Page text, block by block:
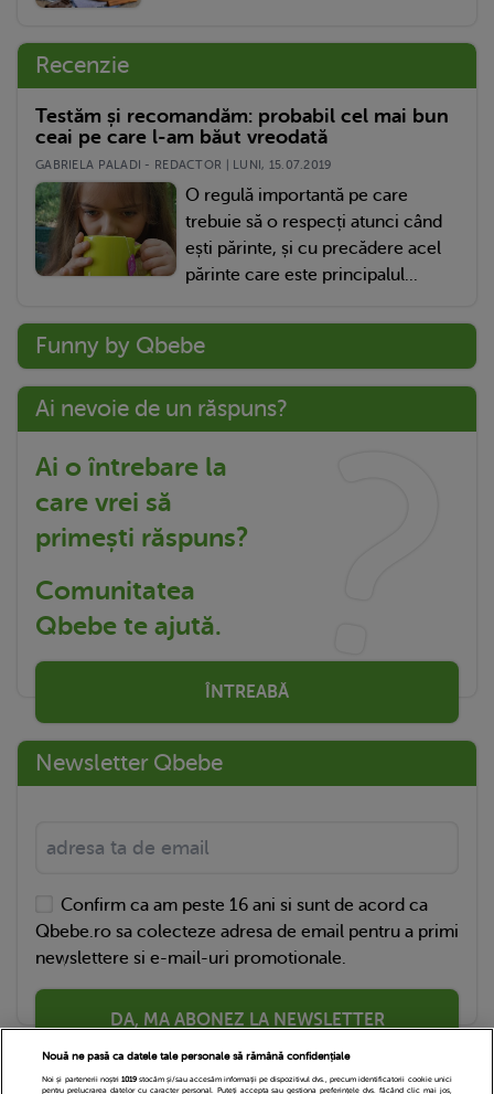
Recenzie
Testăm și recomandăm: probabil cel mai bun
ceai pe care l-am băut vreodată
GABRIELA PALADI - REDACTOR | LUNI, 15.07.2019
O regulă importantă pe care
trebuie să o respecți atunci când
ești părinte, și cu precădere acel
părinte care este principalul...
Funny by Qbebe
Ai nevoie de un răspuns?
Ai o întrebare la
care vrei să
primești răspuns?
Comunitatea
Qbebe te ajută.
ÎNTREABĂ
Newsletter Qbebe
Confirm ca am peste 16 ani si sunt de acord ca
Qbebe.ro sa colecteze adresa de email pentru a primi
newslettere si e-mail-uri promotionale.
DA, MA ABONEZ LA NEWSLETTER
Nouă ne pasă ca datele tale personale să rămână confidențiale
Noi și partenerii noștri 1019stocăm și/sau accesăm informații pe dispozitivul dvs., precum identificatorii cookie unici
pentru prelucrarea datelor cu caracter personal. Puteți accepta sau gestiona preferințele dvs. făcând clic mai jos,